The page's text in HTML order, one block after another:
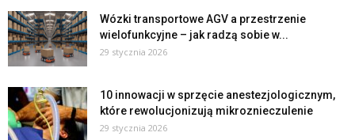
Wózki transportowe AGV a przestrzenie
wielofunkcyjne – jak radzą sobie w...
29 stycznia 2026
10 innowacji w sprzęcie anestezjologicznym,
które rewolucjonizują mikroznieczulenie
29 stycznia 2026